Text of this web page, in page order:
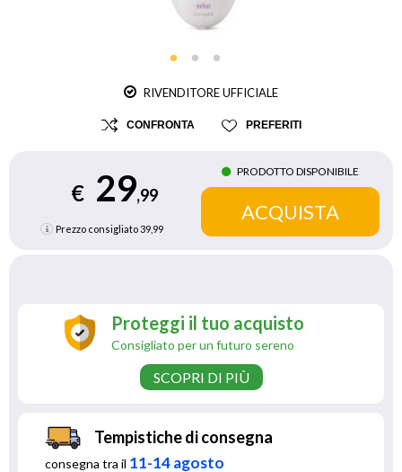
RIVENDITORE UFFICIALE
CONFRONTA PREFERITI
€ 29,99
Prezzo consigliato39,99
PRODOTTO DISPONIBILE
Proteggi il tuo acquisto
Consigliato per un futuro sereno
SCOPRI DI PIÙ
Tempistiche di consegna
consegna tra il 11-14 agosto